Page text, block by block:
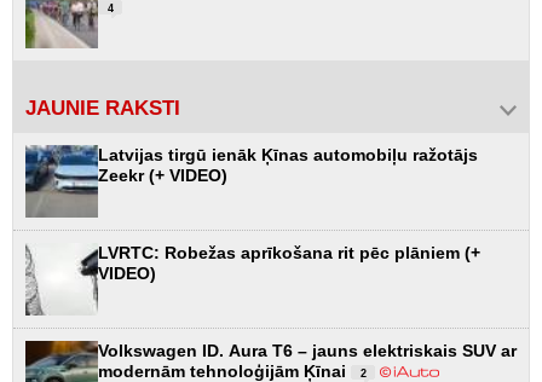
4
JAUNIE RAKSTI
Latvijas tirgū ienāk Ķīnas automobiļu ražotājs
Zeekr (+ VIDEO)
LVRTC: Robežas aprīkošana rit pēc plāniem (+
VIDEO)
Volkswagen ID. Aura T6 – jauns elektriskais SUV ar
modernām tehnoloģijām Ķīnai
2